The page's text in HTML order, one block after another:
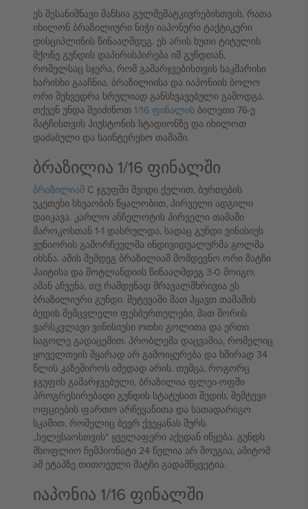
ეს შესანიშნავი შანსია გულშემატკივრებისთვის, რათა
იხილონ ბრაზილიური ნიჭი იაპონური ტაქტიკური
დისციპლინის წინააღმდეგ. ეს არის ხუთი ტიტულის
მქონე გუნდის დაპირისპირება იმ გუნდთან,
რომელსაც სჯერა, რომ გამარჯვებისთვის საკმარისი
ხარისხი გააჩნია. ბრაზილიისა და იაპონიის ბოლო
ორი შეხვედრა სრულიად განსხვავებული გამოდგა.
თქვენ უნდა შეიძინოთ 1/16 ფინალის ბილეთი 76-ე
მატჩისთვის ჰიუსტონის სტადიონზე და იხილოთ
დაძაბული და საინტერესო თამაში.
ბრაზილია 1/16 ფინალში
ბრაზილიამ C ჯგუფში შვიდი ქულით, ბურთების
უკეთესი სხვაობის წყალობით, პირველი ადგილი
დაიკავა. კარლო ანჩელოტის პირველი თამაში
მაროკოსთან 1-1 დასრულდა, სადაც გუნდი ვინისიუს
ჟუნიორის გამორჩეულმა ინდივიდუალურმა გოლმა
იხსნა. ამის შემდეგ ბრაზილიამ მომდევნო ორი მატჩი
ჰაიტისა და შოტლანდიის წინააღმდეგ 3-0 მოიგო.
ამან აჩვენა, თუ რამდენად მრავალმხრივია ეს
ბრაზილიური გუნდი. შეტევაში მათ ჰყავთ თამაშის
ბედის შემცვლელი ფეხბურთელები, მათ შორის
ვარსკვლავი ვინისიუსი ოთხი გოლითა და ერთი
საგოლე გადაცემით. პრობლემა დაცვაშია, რომელიც
ყოველთვის მყარად არ გამოიყურება და ხშირად 34
წლის კაზემიროს იმედად არის. თუმცა, როგორც
ჯგუფის გამარჯვებული, ბრაზილია ფლეი-ოფში
პროგრესირებადი გუნდის სტატუსით შედის, შემტევი
ოფციების ფართო არჩევანითა და სათადარიგო
სკამით, რომელიც ბევრ ქვეყანას შურს.
„სელესაოსთვის“ ყველაფერი აქედან იწყება. გუნდს
მსოფლიო ჩემპიონატი 24 წელია არ მოუგია, ამიტომ
ამ ეტაპზე თითოეული მატჩი გადამწყვეტია.
იაპონია 1/16 ფინალში